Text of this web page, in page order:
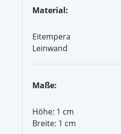
Material:
Eitempera
Leinwand
Maße:
Höhe: 1 cm
Breite: 1 cm